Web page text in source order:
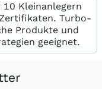
Kleinanlegern
Turbo-
Produkte und
geeignet.